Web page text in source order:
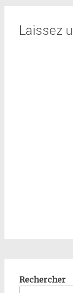
Laissez
Rechercher